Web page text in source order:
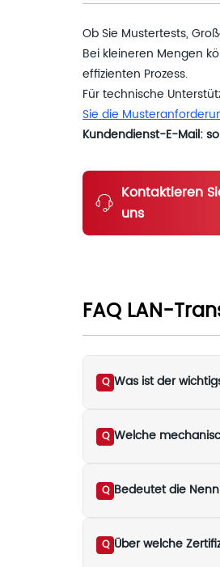
Ob Sie Mustertests,
Bei kleineren Mengen
effizienten Prozess.
Für technische
Sie die
Kundendienst-E-Mail:
Kontaktieren
uns
FAQ LAN-
Q Was ist der
Q Welche
Q
Q Über welche